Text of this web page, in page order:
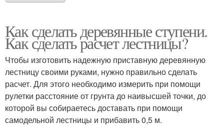
Как сделать деревянные ступени.
Как сделать расчет лестницы?
Чтобы изготовить надежную приставную деревянную
лестницу своими руками, нужно правильно сделать
расчет. Для этого необходимо измерить при помощи
рулетки расстояние от грунта до наивысшей точки, до
которой вы собираетесь доставать при помощи
самодельной лестницы и прибавить 0,5 м.